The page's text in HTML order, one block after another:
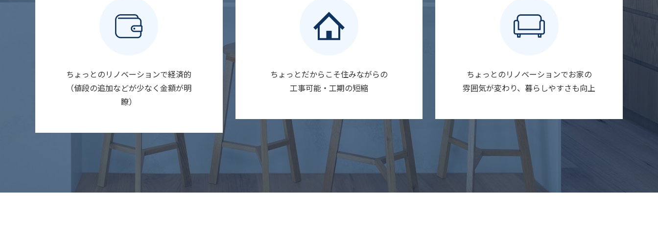
ちょっとのリノベーションで経済的
（値段の追加などが少なく金額が明
瞭）
ちょっとだからこそ住みながらの
工事可能・工期の短縮
ちょっとのリノベーションでお家の
雰囲気が変わり、暮らしやすさも向上